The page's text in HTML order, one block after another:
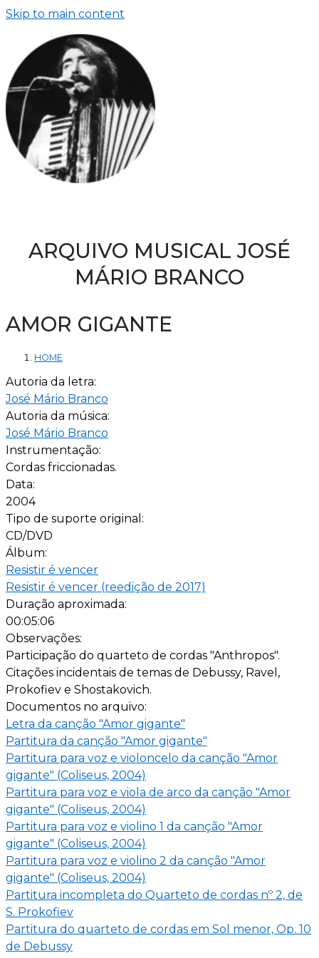
Skip to main content
ARQUIVO MUSICAL JOSÉ
MÁRIO BRANCO
AMOR GIGANTE
HOME
Autoria da letra:
José Mário Branco
Autoria da música:
José Mário Branco
Instrumentação:
Cordas friccionadas.
Data:
2004
Tipo de suporte original:
CD/DVD
Álbum:
Resistir é vencer
Resistir é vencer (reedição de 2017)
Duração aproximada:
00:05:06
Observações:
Participação do quarteto de cordas "Anthropos".
Citações incidentais de temas de Debussy, Ravel,
Prokofiev e Shostakovich.
Documentos no arquivo:
Letra da canção "Amor gigante"
Partitura da canção "Amor gigante"
Partitura para voz e violoncelo da canção "Amor
gigante" (Coliseus, 2004)
Partitura para voz e viola de arco da canção "Amor
gigante" (Coliseus, 2004)
Partitura para voz e violino 1 da canção "Amor
gigante" (Coliseus, 2004)
Partitura para voz e violino 2 da canção "Amor
gigante" (Coliseus, 2004)
Partitura incompleta do Quarteto de cordas nº 2, de
S. Prokofiev
Partitura do quarteto de cordas em Sol menor, Op. 10
de Debussy